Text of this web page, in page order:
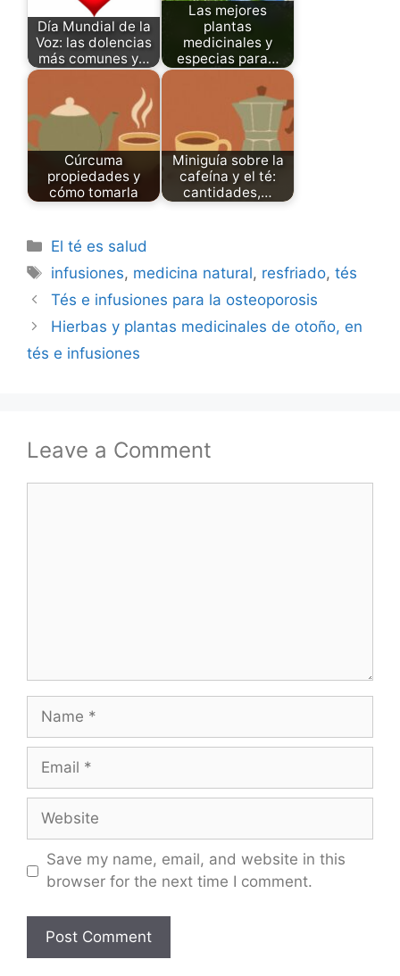
Día Mundial de la
Voz: las dolencias
más comunes y…
Las mejores
plantas
medicinales y
especias para…
Cúrcuma
propiedades y
cómo tomarla
Miniguía sobre la
cafeína y el té:
cantidades,…
Categories
El té es salud
Tags
infusiones, medicina natural, resfriado,tés
Tés e infusiones para la osteoporosis
Hierbas y plantas medicinales de otoño, en
tés e infusiones
Leave a Comment
Name
Email
Website
Save my name, email, and website in this
browser for the next time I comment.